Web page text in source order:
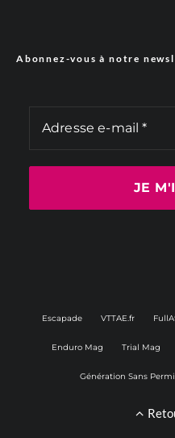
Abonnez-vous à notre
Escapade VTTAE.fr
Enduro Mag Trial Mag
Génération Sans